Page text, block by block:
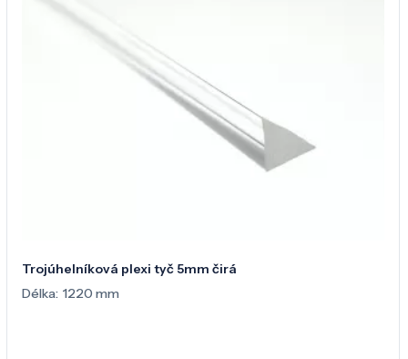
Trojúhelníková plexi tyč 5mm čirá
Délka: 1220 mm